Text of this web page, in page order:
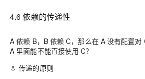
4.6 依赖的传递性
A 依赖 B，B 依赖 C，那么在 A 没有配置对
A 里面能不能直接使用 C？
💧 传递的原则